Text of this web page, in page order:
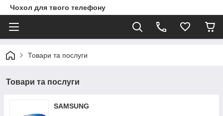
Чохол для твого телефону
Товари та послуги
Товари та послуги
SAMSUNG